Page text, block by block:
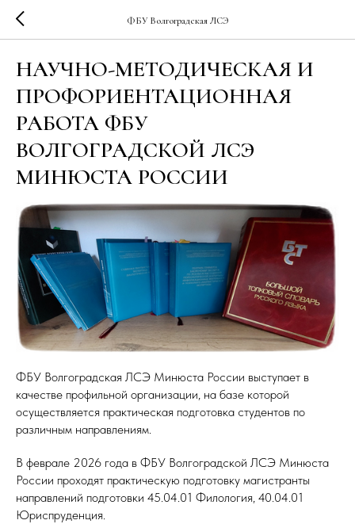
ФБУ Волгоградская ЛСЭ
НАУЧНО-МЕТОДИЧЕСКАЯ И
ПРОФОРИЕНТАЦИОННАЯ
РАБОТА ФБУ
ВОЛГОГРАДСКОЙ ЛСЭ
МИНЮСТА РОССИИ
ФБУ Волгоградская ЛСЭ Минюста России выступает в
качестве профильной организации, на базе которой
осуществляется практическая подготовка студентов по
различным направлениям.
В феврале 2026 года в ФБУ Волгоградской ЛСЭ Минюста
России проходят практическую подготовку магистранты
направлений подготовки 45.04.01 Филология, 40.04.01
Юриспруденция.